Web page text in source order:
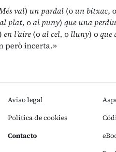
val) un pardal (o un bitxac, o
al plat, oal puny) que una perdiu
en l’aire (oal cel, o lluny) oque
però incerta.»
Aviso legal
Política de cookies
Contacto